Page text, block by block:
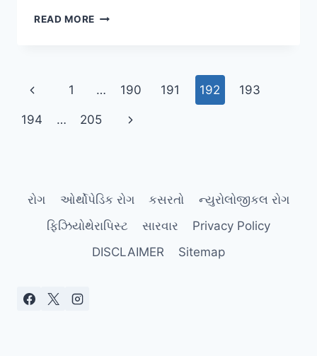
READ MORE પગ
Page
navigation
Previous
Page
1 … 190 191 192 193
194 … 205
Next
રોગ ઓર્થોપેડિક રોગ કસરતો
ન્યુરોલોજીકલ રોગ
ફિઝિયોથેરાપિસ્ટ
સારવાર
Privacy Policy
DISCLAIMER
Sitemap